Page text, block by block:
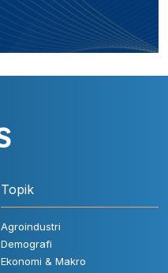
Topik
Agroindustri
Demografi
Ekonomi & Makro